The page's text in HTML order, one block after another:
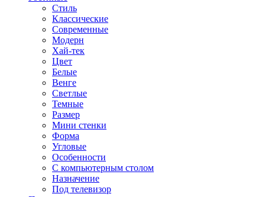
Стиль
Классические
Современные
Модерн
Хай-тек
Цвет
Белые
Венге
Светлые
Темные
Размер
Мини стенки
Форма
Угловые
Особенности
С компьютерным столом
Назначение
Под телевизор